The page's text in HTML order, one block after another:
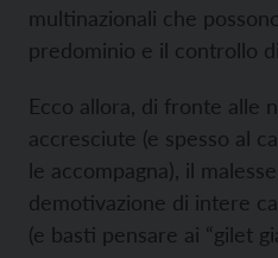
multinazionali che
predominio e il controllo
Ecco allora, di fronte alle
accresciute (e spesso al
le accompagna), il
demotivazione di intere
(e basti pensare ai “gilet